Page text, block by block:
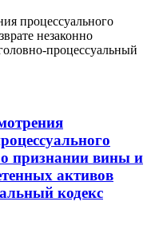
процессуального
незаконно
процессуальный
признании вины и
активов
кодекс